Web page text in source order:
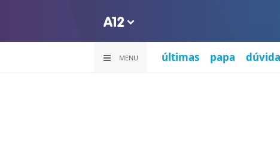
MENU últimas papa